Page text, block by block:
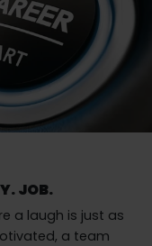
JOB.
a laugh is just as
a team